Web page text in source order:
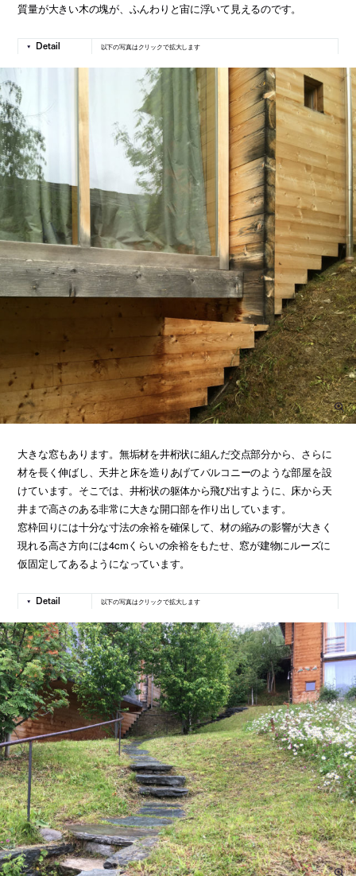
質量が大きい木の塊が、ふんわりと宙に浮いて見えるのです。
以下の写真はクリックで拡大します
大きな窓もあります。無垢材を井桁状に組んだ交点部分から、さらに
材を長く伸ばし、天井と床を造りあげてバルコニーのような部屋を設
けています。そこでは、井桁状の躯体から飛び出すように、床から天
井まで高さのある非常に大きな開口部を作り出しています。
窓枠回りには十分な寸法の余裕を確保して、材の縮みの影響が大きく
現れる高さ方向には4cmくらいの余裕をもたせ、窓が建物にルーズに
仮固定してあるようになっています。
以下の写真はクリックで拡大します